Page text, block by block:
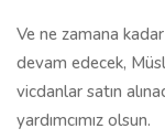
Ve ne zamana
devam edecek,
vicdanlar satın
yardımcımız olsun.